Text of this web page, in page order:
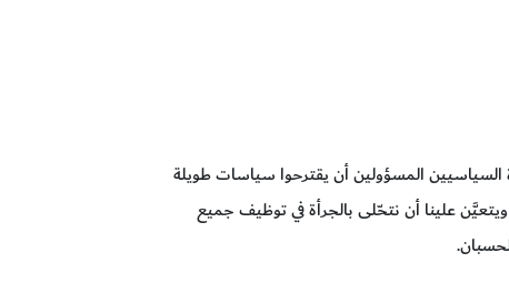
السياسيين المسؤولين أن يقترحوا سياسات طويلة
علينا أن نتحّلى بالجرأة في توظيف جميع